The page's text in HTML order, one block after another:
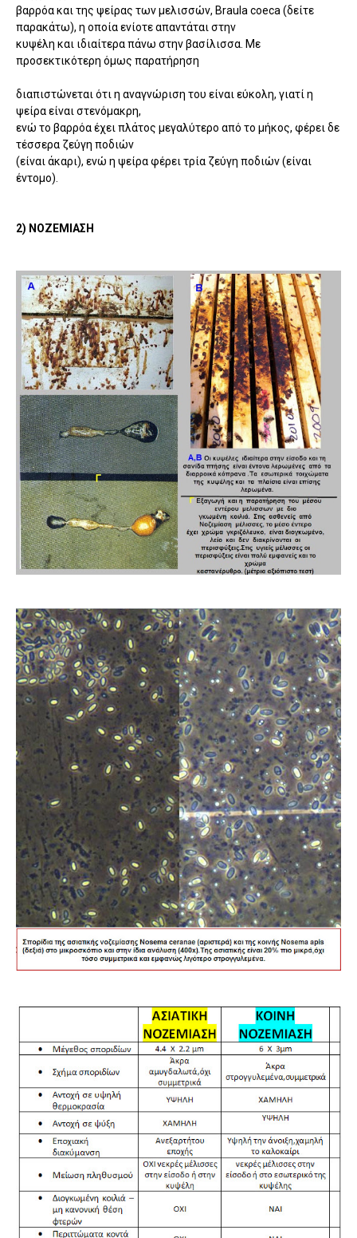
βαρρόα και της ψείρας των µελισσών, Braula coeca (δείτε
παρακάτω), η οποία ενίοτε απαντάται στην
κυψέλη και ιδιαίτερα πάνω στην βασίλισσα. Με
προσεκτικότερη όµως παρατήρηση
διαπιστώνεται ότι η αναγνώριση του είναι εύκολη, γιατί η
ψείρα είναι στενόµακρη,
ενώ το βαρρόα έχει πλάτος µεγαλύτερο από το µήκος, φέρει δε
τέσσερα ζεύγη ποδιών
(είναι άκαρι), ενώ η ψείρα φέρει τρία ζεύγη ποδιών (είναι
έντοµο).
2) ΝΟΖΕΜΙΑΣΗ